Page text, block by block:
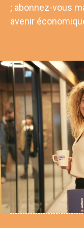
; abonnez-vous
avenir